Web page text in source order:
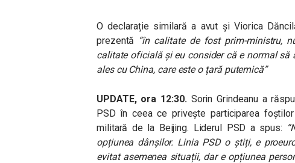
O declarație similară a avut și Viorica
prezentă “în calitate de fost prim-ministru,
calitate oficială și eu consider că e normal
ales cu China, care este o țară puternică”
UPDATE, ora 12:30. Sorin Grindeanu a
PSD în ceea ce privește participarea
militară de la Beijing. Liderul PSD a spus:
opțiunea dânșilor. Linia PSD o știți, e
evitat asemenea situații, dar e opțiunea